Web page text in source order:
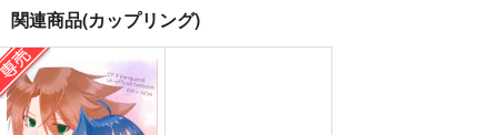
あかいろステップ 自
立アクリルスタンド
麦茶房
関連商品(カップリング)